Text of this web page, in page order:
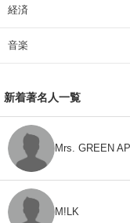
経済
音楽
新着著名人一覧
Mrs. GREEN
M!LK